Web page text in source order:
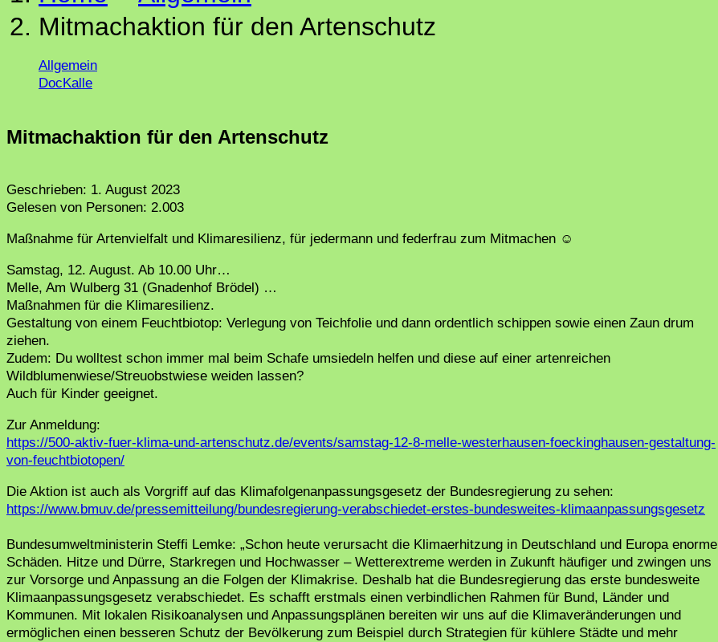
Mitmachaktion für den Artenschutz
Allgemein
DocKalle
Mitmachaktion für den Artenschutz
Geschrieben: 1. August 2023
Gelesen von Personen: 2.003
Maßnahme für Artenvielfalt und Klimaresilienz, für jedermann und federfrau zum Mitmachen ☺️
Samstag, 12. August. Ab 10.00 Uhr…
Melle, Am Wulberg 31 (Gnadenhof Brödel) …
Maßnahmen für die Klimaresilienz.
Gestaltung von einem Feuchtbiotop: Verlegung von Teichfolie und dann ordentlich schippen sowie einen Zaun drum
ziehen.
Zudem: Du wolltest schon immer mal beim Schafe umsiedeln helfen und diese auf einer artenreichen
Wildblumenwiese/Streuobstwiese weiden lassen?
Auch für Kinder geeignet.
Zur Anmeldung:
https://500-aktiv-fuer-klima-und-artenschutz.de/events/samstag-12-8-melle-westerhausen-foeckinghausen-gestaltung-
von-feuchtbiotopen/
Die Aktion ist auch als Vorgriff auf das Klimafolgenanpassungsgesetz der Bundesregierung zu sehen:
https://www.bmuv.de/pressemitteilung/bundesregierung-verabschiedet-erstes-bundesweites-klimaanpassungsgesetz
Bundesumweltministerin Steffi Lemke: „Schon heute verursacht die Klimaerhitzung in Deutschland und Europa enorme
Schäden. Hitze und Dürre, Starkregen und Hochwasser – Wetterextreme werden in Zukunft häufiger und zwingen uns
zur Vorsorge und Anpassung an die Folgen der Klimakrise. Deshalb hat die Bundesregierung das erste bundesweite
Klimaanpassungsgesetz verabschiedet. Es schafft erstmals einen verbindlichen Rahmen für Bund, Länder und
Kommunen. Mit lokalen Risikoanalysen und Anpassungsplänen bereiten wir uns auf die Klimaveränderungen und
ermöglichen einen besseren Schutz der Bevölkerung zum Beispiel durch Strategien für kühlere Städte und mehr